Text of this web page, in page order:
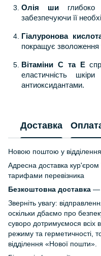
Олія ши глибоко
забезпечуючи її
Гіалуронова
покращує
Вітаміни С та Е
еластичність
антиоксидантами.
Доставка
Новою поштою у
Адресна доставка
тарифами перевізника
Безкоштовна доставка —
Зверніть увагу:
оскільки дбаємо про
суворо дотримуємося всіх
режиму та герметичності,
відділення «Нової пошти».